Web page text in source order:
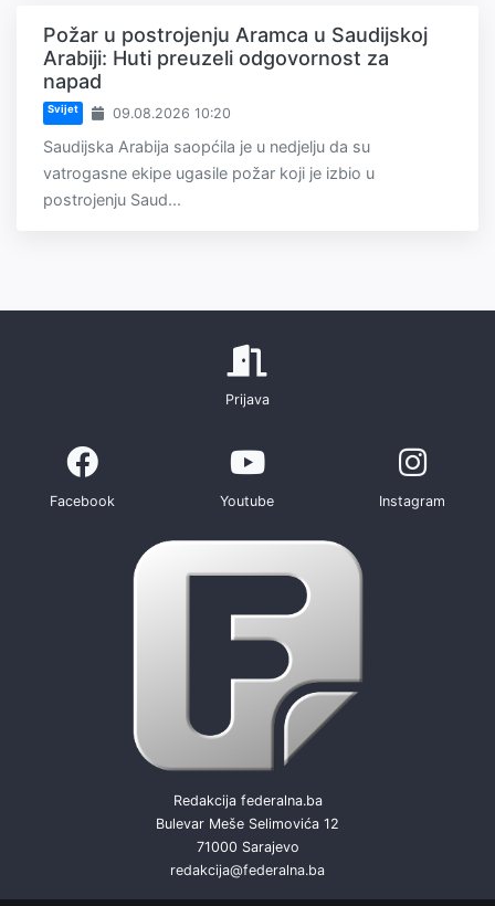
Požar u postrojenju Aramca u Saudijskoj
Arabiji: Huti preuzeli odgovornost za
napad
Svijet 09.08.2026 10:20
Saudijska Arabija saopćila je u nedjelju da su
vatrogasne ekipe ugasile požar koji je izbio u
postrojenju Saud...
Prijava
Facebook Youtube Instagram
Redakcija federalna.ba
Bulevar Meše Selimovića 12
71000 Sarajevo
redakcija@federalna.ba